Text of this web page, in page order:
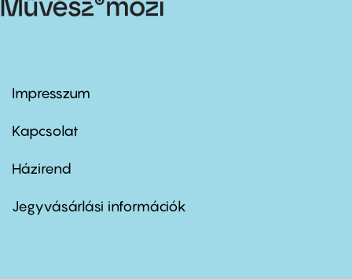
Footer
first
Impresszum
Kapcsolat
Footer
second
Házirend
Jegyvásárlási információk